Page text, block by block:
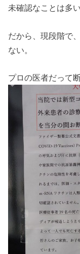
未確認なことは多い
だから、現段階で
ない。
プロの医者だって